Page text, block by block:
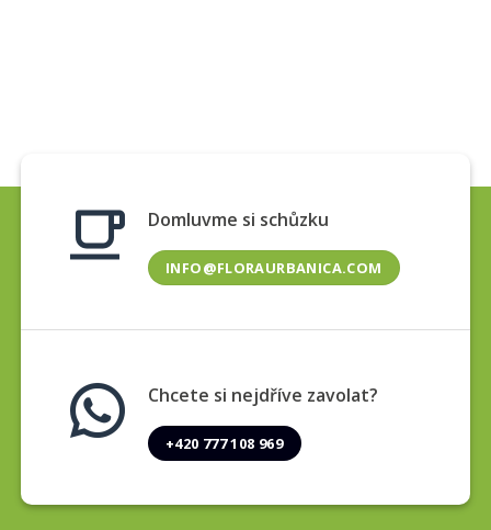
Domluvme si schůzku
INFO@FLORAURBANICA.COM
Chcete si nejdříve zavolat?
+420 777 108 969